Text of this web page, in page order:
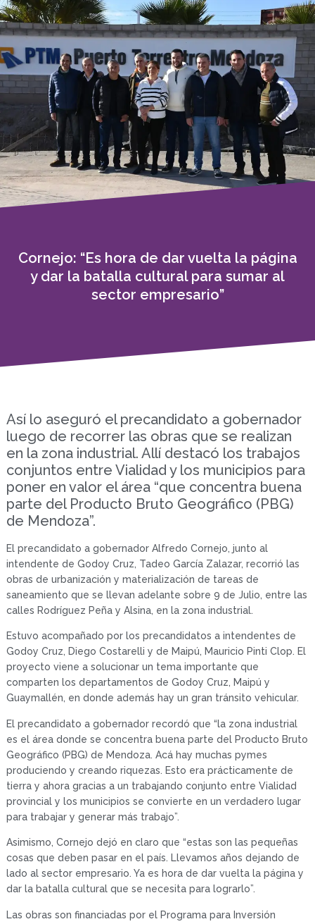
Cornejo: “Es hora de dar vuelta la página
y dar la batalla cultural para sumar al
sector empresario”
Así lo aseguró el precandidato a gobernador
luego de recorrer las obras que se realizan
en la zona industrial. Allí destacó los trabajos
conjuntos entre Vialidad y los municipios para
poner en valor el área “que concentra buena
parte del Producto Bruto Geográfico (PBG)
de Mendoza”.
El precandidato a gobernador Alfredo Cornejo, junto al
intendente de Godoy Cruz, Tadeo García Zalazar, recorrió las
obras de urbanización y materialización de tareas de
saneamiento que se llevan adelante sobre 9 de Julio, entre las
calles Rodríguez Peña y Alsina, en la zona industrial.
Estuvo acompañado por los precandidatos a intendentes de
Godoy Cruz, Diego Costarelli y de Maipú, Mauricio Pinti Clop. El
proyecto viene a solucionar un tema importante que
comparten los departamentos de Godoy Cruz, Maipú y
Guaymallén, en donde además hay un gran tránsito vehicular.
El precandidato a gobernador recordó que “la zona industrial
es el área donde se concentra buena parte del Producto Bruto
Geográfico (PBG) de Mendoza. Acá hay muchas pymes
produciendo y creando riquezas. Esto era prácticamente de
tierra y ahora gracias a un trabajando conjunto entre Vialidad
provincial y los municipios se convierte en un verdadero lugar
para trabajar y generar más trabajo”.
Asimismo, Cornejo dejó en claro que “estas son las pequeñas
cosas que deben pasar en el país. Llevamos años dejando de
lado al sector empresario. Ya es hora de dar vuelta la página y
dar la batalla cultural que se necesita para lograrlo”.
Las obras son financiadas por el Programa para Inversión